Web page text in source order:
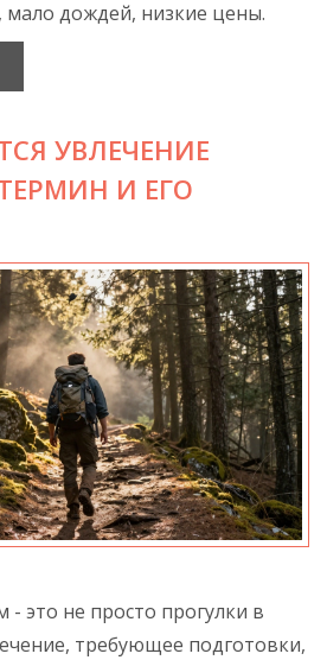
мало дождей, низкие цены.
УВЛЕЧЕНИЕ
И ЕГО
это не просто прогулки в
требующее подготовки,